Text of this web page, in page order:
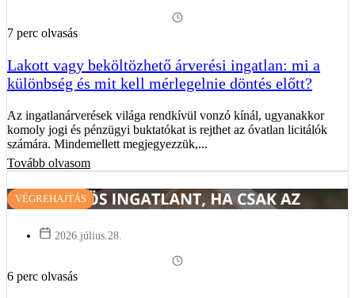
7 perc olvasás
Lakott vagy beköltözhető árverési ingatlan: mi a
különbség és mit kell mérlegelnie döntés előtt?
Az ingatlanárverések világa rendkívül vonzó kínál, ugyanakkor
komoly jogi és pénzügyi buktatókat is rejthet az óvatlan licitálók
számára. Mindemellett megjegyezzük,...
Tovább olvasom
VÉGREHAJTÁS
2026.július.28.
6 perc olvasás